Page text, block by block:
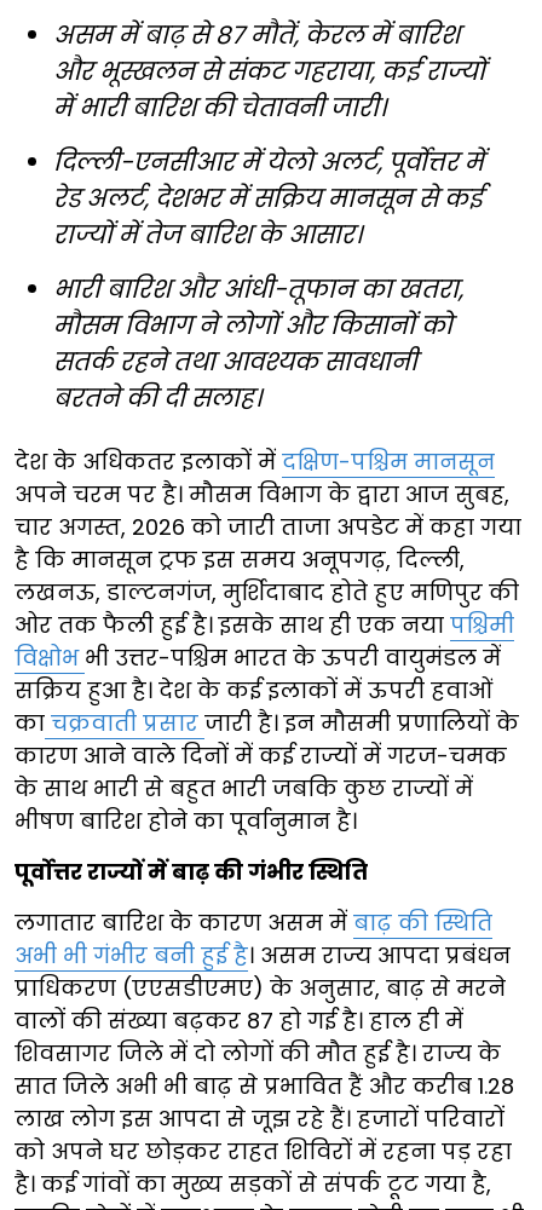
असम में बाढ़ से 87 मौतें, केरल में बारिश
और भूस्खलन से संकट गहराया, कई राज्यों
में भारी बारिश की चेतावनी जारी।
दिल्ली-एनसीआर में येलो अलर्ट, पूर्वोत्तर में
रेड अलर्ट, देशभर में सक्रिय मानसून से कई
राज्यों में तेज बारिश के आसार।
भारी बारिश और आंधी-तूफान का खतरा,
मौसम विभाग ने लोगों और किसानों को
सतर्क रहने तथा आवश्यक सावधानी
बरतने की दी सलाह।
देश के अधिकतर इलाकों में दक्षिण-पश्चिम मानसून
अपने चरम पर है। मौसम विभाग के द्वारा आज सुबह,
चार अगस्त, 2026 को जारी ताजा अपडेट में कहा गया
है कि मानसून ट्रफ इस समय अनूपगढ़, दिल्ली,
लखनऊ, डाल्टनगंज, मुर्शिदाबाद होते हुए मणिपुर की
ओर तक फैली हुई है। इसके साथ ही एक नया पश्चिमी
विक्षोभ भी उत्तर-पश्चिम भारत के ऊपरी वायुमंडल में
सक्रिय हुआ है। देश के कई इलाकों में ऊपरी हवाओं
का चक्रवाती प्रसार जारी है। इन मौसमी प्रणालियों के
कारण आने वाले दिनों में कई राज्यों में गरज-चमक
के साथ भारी से बहुत भारी जबकि कुछ राज्यों में
भीषण बारिश होने का पूर्वानुमान है।
पूर्वोत्तर राज्यों में बाढ़ की गंभीर स्थिति
लगातार बारिश के कारण असम में बाढ़ की स्थिति
अभी भी गंभीर बनी हुई है। असम राज्य आपदा प्रबंधन
प्राधिकरण (एएसडीएमए) के अनुसार, बाढ़ से मरने
वालों की संख्या बढ़कर 87 हो गई है। हाल ही में
शिवसागर जिले में दो लोगों की मौत हुई है। राज्य के
सात जिले अभी भी बाढ़ से प्रभावित हैं और करीब 1.28
लाख लोग इस आपदा से जूझ रहे हैं। हजारों परिवारों
को अपने घर छोड़कर राहत शिविरों में रहना पड़ रहा
है। कई गांवों का मुख्य सड़कों से संपर्क टूट गया है,